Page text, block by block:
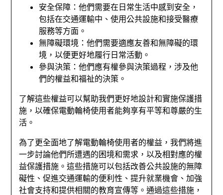
安全保障：他們需要在日常生活中感到安全，
包括在交通運輸中、使用公共設施和接受醫療
服務等方面。
無障礙環境：他們需要適應友善和無障礙的環
境，以便更好地履行日常活動。
參與決策：他們應有權參與決策過程，涉及他
們的權益和福祉的決策。
了解這些權益可以幫助我們更好地設計和實施保護措
施，以確保電動輪椅使用者能夠享有平等和尊嚴的生
活。
為了更全面地了解電動輪椅使用者的權益，我們將進
一步討論他們所遭遇的困境和需求，以及相對應的權
益保護措施。這些措施可以包括改善公共設施的無障
礙性、促進交通運輸的便利性、提升就業機會、加強
社會支持和提供相關的教育宣傳等。通過這些措施，